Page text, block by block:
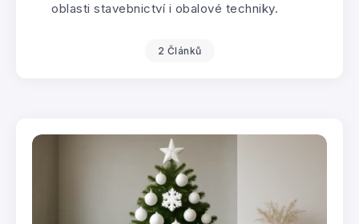
oblasti stavebnictví i obalové techniky.
2 Článků